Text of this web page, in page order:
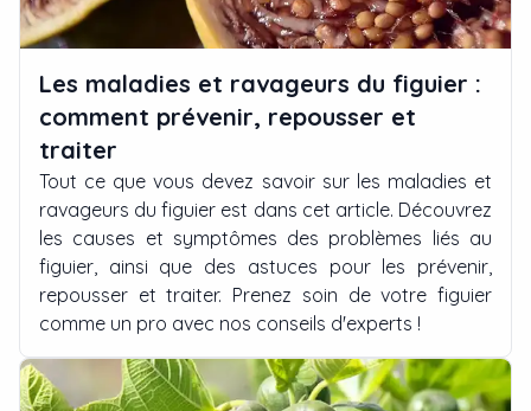
Les maladies et ravageurs du figuier :
comment prévenir, repousser et
traiter
Tout ce que vous devez savoir sur les maladies et
ravageurs du figuier est dans cet article. Découvrez
les causes et symptômes des problèmes liés au
figuier, ainsi que des astuces pour les prévenir,
repousser et traiter. Prenez soin de votre figuier
comme un pro avec nos conseils d'experts !